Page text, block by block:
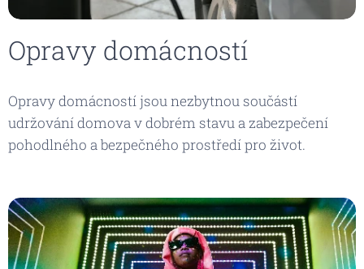
Opravy domácností
Opravy domácností jsou nezbytnou součástí
udržování domova v dobrém stavu a zabezpečení
pohodlného a bezpečného prostředí pro život.